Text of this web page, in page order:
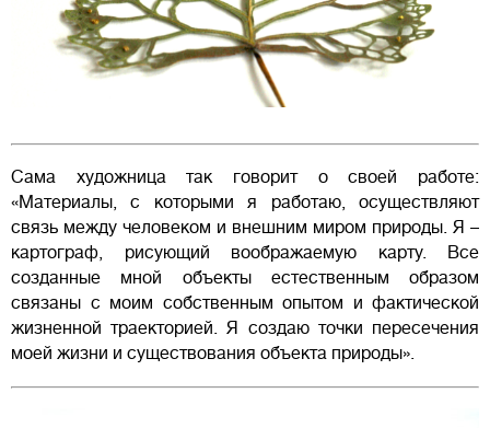
Сама художница так говорит о своей работе:
«Материалы, с которыми я работаю, осуществляют
связь между человеком и внешним миром природы. Я –
картограф, рисующий воображаемую карту. Все
созданные мной объекты естественным образом
связаны с моим собственным опытом и фактической
жизненной траекторией. Я создаю точки пересечения
моей жизни и существования объекта природы».